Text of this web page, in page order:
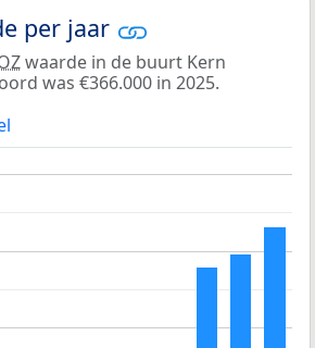
per jaar
waarde in de buurt Kern
was €366.000 in 2025.